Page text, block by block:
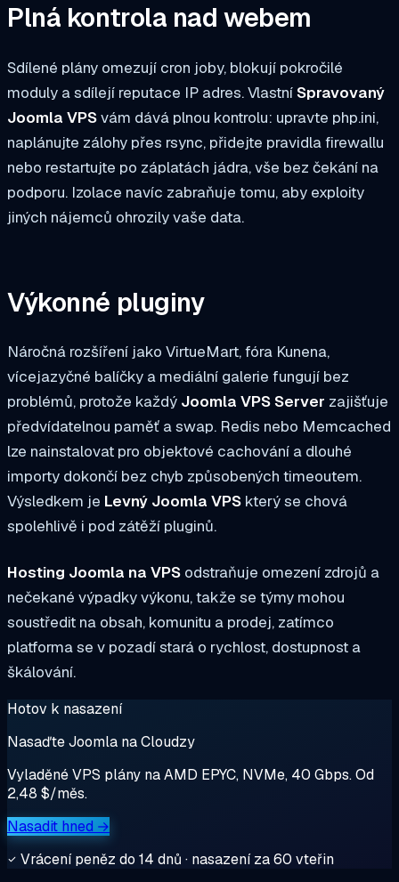
Plná kontrola nad webem
Sdílené plány omezují cron joby, blokují pokročilé
moduly a sdílejí reputace IP adres. VlastníSpravovaný
Joomla VPSvám dává plnou kontrolu: upravte php.ini,
naplánujte zálohy přes rsync, přidejte pravidla firewallu
nebo restartujte po záplatách jádra, vše bez čekání na
podporu. Izolace navíc zabraňuje tomu, aby exploity
jiných nájemců ohrozily vaše data.
Výkonné pluginy
Náročná rozšíření jako VirtueMart, fóra Kunena,
vícejazyčné balíčky a mediální galerie fungují bez
problémů, protože každý Joomla VPS Server zajišťuje
předvídatelnou paměť a swap. Redis nebo Memcached
lze nainstalovat pro objektové cachování a dlouhé
importy dokončí bez chyb způsobených timeoutem.
Výsledkem je Levný Joomla VPS který se chová
spolehlivě i pod zátěží pluginů.
Hosting Joomla na VPS odstraňuje omezení zdrojů a
nečekané výpadky výkonu, takže se týmy mohou
soustředit na obsah, komunitu a prodej, zatímco
platforma se v pozadí stará o rychlost, dostupnost a
škálování.
Hotov k nasazení
Nasaďte Joomla na Cloudzy
Vyladěné VPS plány na AMD EPYC, NVMe, 40 Gbps. Od
2,48 $/měs.
Nasadit hned →
Vrácení peněz do 14 dnů · nasazení za 60 vteřin